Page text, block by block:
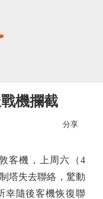
機攔截
分享
機，上周六（4
塔失去聯絡，驚動
幸隨後客機恢復聯